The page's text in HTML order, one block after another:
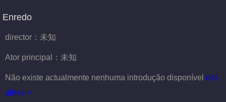
Enredo
director： 未知
Ator principal： 未知
Não existe actualmente nenhuma introdução disponível det
alhes